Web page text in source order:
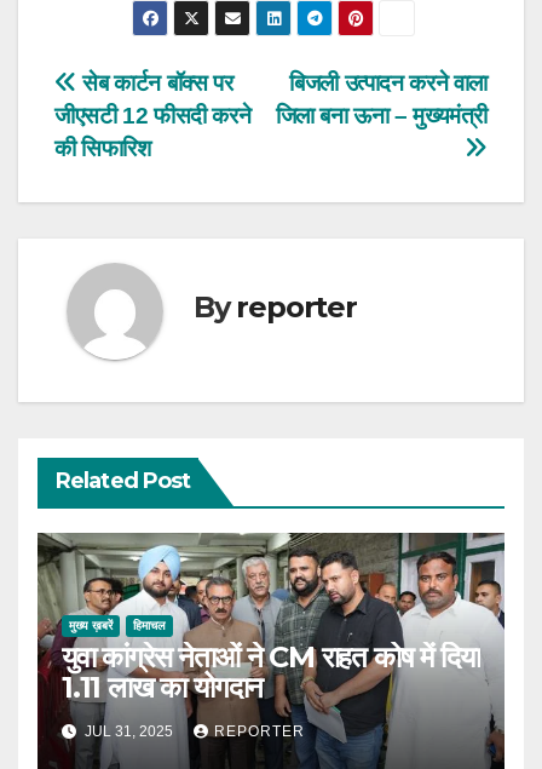
Post
navigation
बिजली उत्पादन करने वाला
जिला बना ऊना – मुख्यमंत्री
सेब कार्टन बॉक्स पर
जीएसटी 12 फीसदी करने
की सिफारिश
Byreporter
Related Post
मुख्य ख़बरें हिमाचल
युवा कांग्रेस नेताओं ने CM राहत कोष में दिया
1.11 लाख का योगदान
JUL 31, 2025 REPORTER